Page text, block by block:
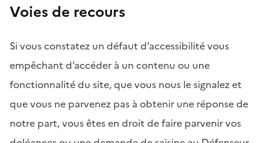
Voies de recours
Si vous constatez un défaut d’accessibilité vous
empêchant d’accéder à un contenu ou une
fonctionnalité du site, que vous nous le signalez et
que vous ne parvenez pas à obtenir une réponse de
notre part, vous êtes en droit de faire parvenir vos